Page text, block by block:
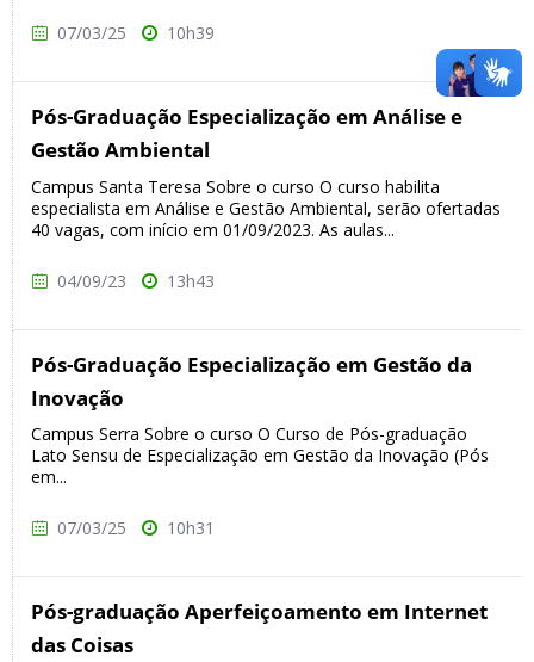
07/03/25 10h39
Pós-Graduação Especialização em Análise e
Gestão Ambiental
Campus Santa Teresa Sobre o curso O curso habilita
especialista em Análise e Gestão Ambiental, serão ofertadas
40 vagas, com início em 01/09/2023. As aulas...
04/09/23 13h43
Pós-Graduação Especialização em Gestão da
Inovação
Campus Serra Sobre o curso O Curso de Pós-graduação
Lato Sensu de Especialização em Gestão da Inovação (Pós
em...
07/03/25 10h31
Pós-graduação Aperfeiçoamento em Internet
das Coisas